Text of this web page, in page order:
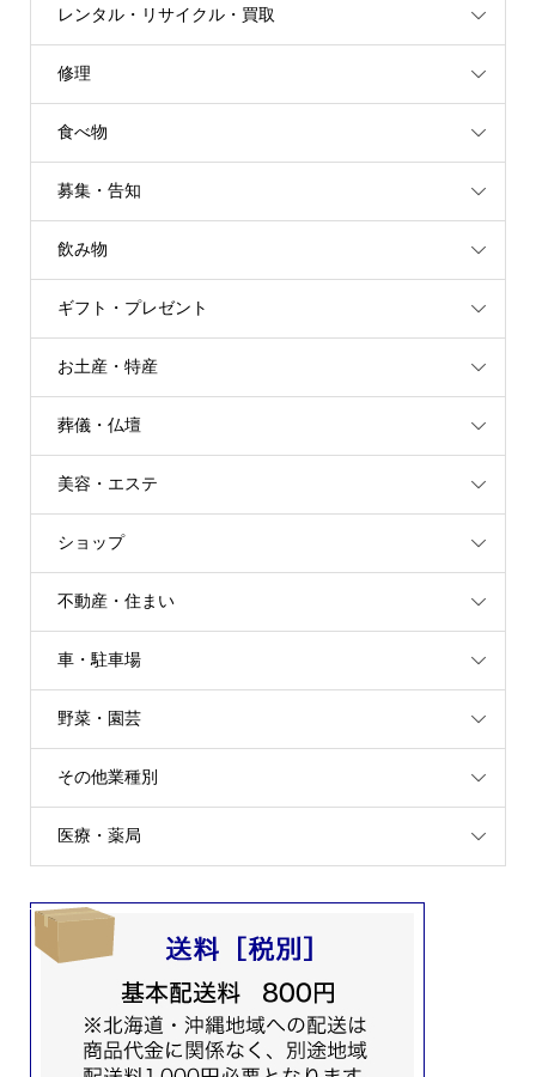
レンタル・リサイクル・買取
修理
食べ物
募集・告知
飲み物
ギフト・プレゼント
お土産・特産
葬儀・仏壇
美容・エステ
ショップ
不動産・住まい
車・駐車場
野菜・園芸
その他業種別
医療・薬局